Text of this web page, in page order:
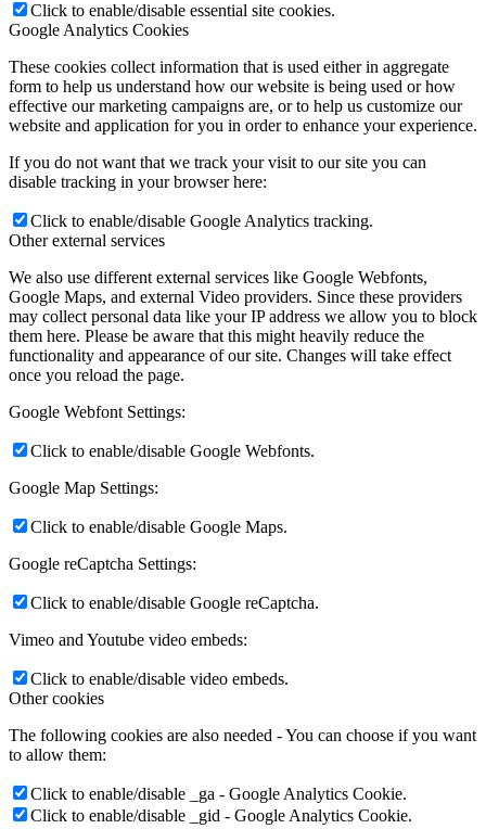
Click to enable/disable essential site cookies.
Google Analytics Cookies
These cookies collect information that is used either in aggregate
form to help us understand how our website is being used or how
effective our marketing campaigns are, or to help us customize our
website and application for you in order to enhance your experience.
If you do not want that we track your visit to our site you can
disable tracking in your browser here:
Click to enable/disable Google Analytics tracking.
Other external services
We also use different external services like Google Webfonts,
Google Maps, and external Video providers. Since these providers
may collect personal data like your IP address we allow you to block
them here. Please be aware that this might heavily reduce the
functionality and appearance of our site. Changes will take effect
once you reload the page.
Google Webfont Settings:
Click to enable/disable Google Webfonts.
Google Map Settings:
Click to enable/disable Google Maps.
Google reCaptcha Settings:
Click to enable/disable Google reCaptcha.
Vimeo and Youtube video embeds:
Click to enable/disable video embeds.
Other cookies
The following cookies are also needed - You can choose if you want
to allow them:
Click to enable/disable _ga - Google Analytics Cookie.
Click to enable/disable _gid - Google Analytics Cookie.